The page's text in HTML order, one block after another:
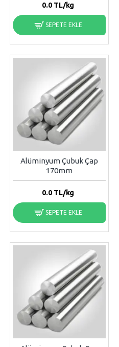
0.0TL/kg
SEPETE EKLE
Alüminyum Çubuk Çap
170mm
0.0TL/kg
SEPETE EKLE